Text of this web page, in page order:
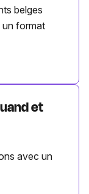
belges
format
et
avec un